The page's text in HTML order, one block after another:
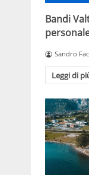
Bandi
Sandro
Leggi di